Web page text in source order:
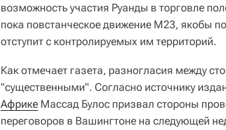
возможность участия Руанды в торговле
пока повстанческое движение М23, якобы
отступит с контролируемых им территорий.
Как отмечает газета, разногласия между
"существенными". Согласно источнику
Африке Массад Булос призвал стороны
переговоров в Вашингтоне на следующей